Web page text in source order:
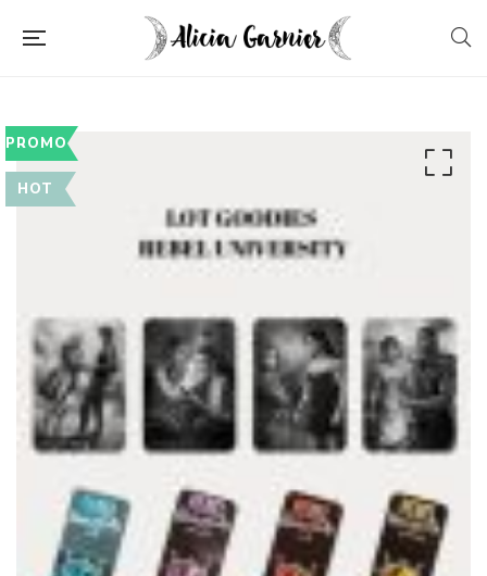
PROMO
HOT